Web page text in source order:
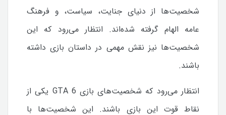
شخصیت‌ها از دنیای جنایت، سیاست، و فرهنگ
عامه الهام گرفته شده‌اند. انتظار می‌رود که این
شخصیت‌ها نیز نقش مهمی در داستان بازی داشته
باشند.
انتظار می‌رود که شخصیت‌های بازی GTA 6 یکی از
نقاط قوت این بازی باشند. این شخصیت‌ها با